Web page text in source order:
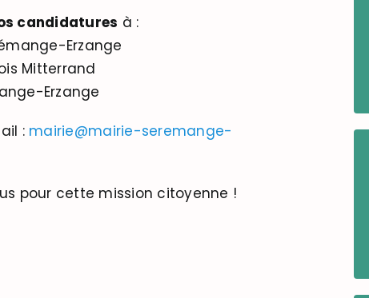
candidatures à :
Erzange
Mitterrand
Erzange
: mairie@mairie-seremange-
pour cette mission citoyenne !